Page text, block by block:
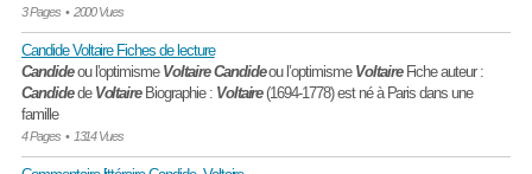
3 Pages• 2000 Vues
Candide Voltaire Fiches de lecture
Candideou l’optimisme Voltaire Candideou l’optimisme VoltaireFiche auteur :
Candidede VoltaireBiographie : Voltaire(1694-1778) est né à Paris dans une
famille
4 Pages• 1314 Vues